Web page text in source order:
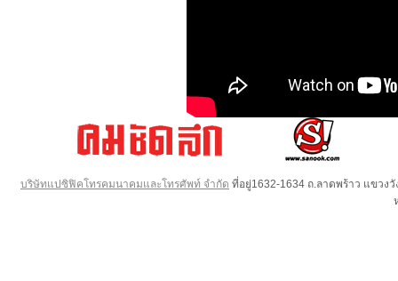
บริษัทแปซิฟิคโทรคมนาคมและโทรศัพท์ จำกัด ที่อยู่1632-1634 ถ.ลาดพร้าว แขวง